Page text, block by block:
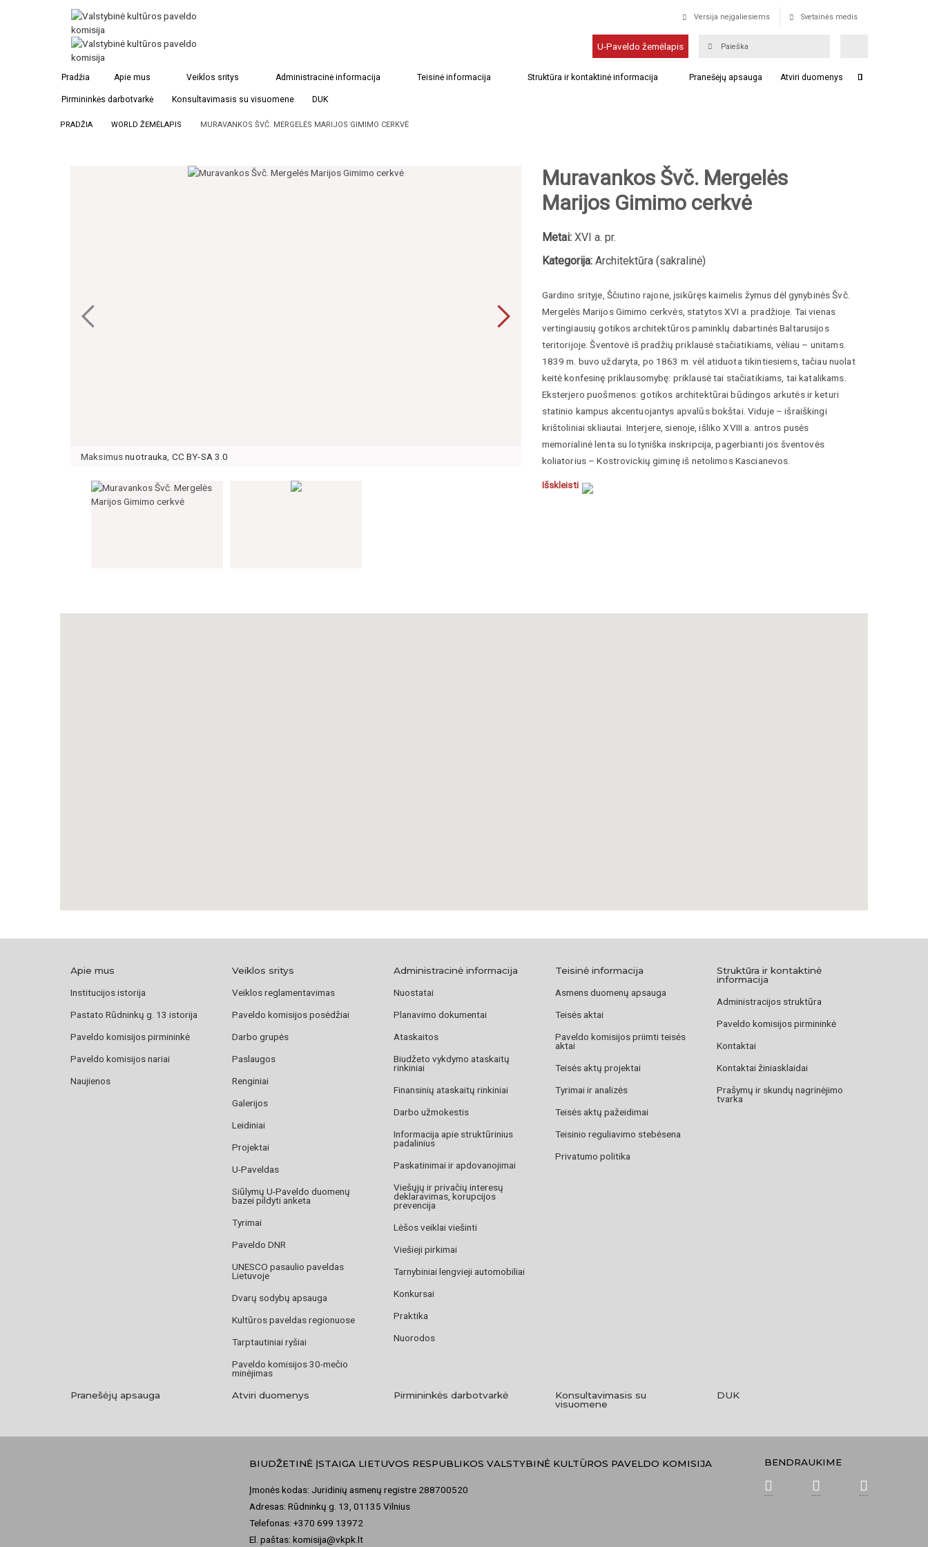
Versija neįgaliesiems Svetainės medis
U-Paveldo žemėlapis
Pradžia Apie mus Veiklos sritys Administracinė informacija Teisinė informacija Struktūra ir kontaktinė informacija Pranešėjų apsauga Atviri duomenys
Pirmininkės darbotvarkė Konsultavimasis su visuomene DUK
PRADŽIA WORLD ŽEMĖLAPIS MURAVANKOS ŠVČ. MERGELĖS MARIJOS GIMIMO CERKVĖ
Maksimusnuotrauka CC BY-SA 3.0 Google Street View
Muravankos Švč. Mergelės
Marijos Gimimo cerkvė
Metai:XVI a. pr.
Kategorija:Architektūra (sakralinė)
Gardino srityje, Ščiutino rajone, įsikūręs kaimelis žymus dėl gynybinės Švč.
Mergelės Marijos Gimimo cerkvės, statytos XVI a. pradžioje. Tai vienas
vertingiausių gotikos architektūros paminklų dabartinės Baltarusijos
teritorijoje. Šventovė iš pradžių priklausė stačiatikiams, vėliau – unitams.
1839 m. buvo uždaryta, po 1863 m. vėl atiduota tikintiesiems, tačiau nuolat
keitė konfesinę priklausomybę: priklausė tai stačiatikiams, tai katalikams.
Eksterjero puošmenos: gotikos architektūrai būdingos arkutės ir keturi
statinio kampus akcentuojantys apvalūs bokštai. Viduje – išraiškingi
krištoliniai skliautai. Interjere, sienoje, išliko XVIII a. antros pusės
memorialinė lenta su lotyniška inskripcija, pagerbianti jos šventovės
koliatorius – Kostrovickių giminę iš netolimos Kascianevos.
Išskleisti
Apie mus
Institucijos istorija
Pastato Rūdninkų g. 13 istorija
Paveldo komisijos pirmininkė
Paveldo komisijos nariai
Naujienos
Veiklos sritys
Veiklos reglamentavimas
Paveldo komisijos posėdžiai
Darbo grupės
Paslaugos
Renginiai
Galerijos
Leidiniai
Projektai
U-Paveldas
Siūlymų U-Paveldo duomenų
bazei pildyti anketa
Tyrimai
Paveldo DNR
UNESCO pasaulio paveldas
Lietuvoje
Dvarų sodybų apsauga
Kultūros paveldas regionuose
Tarptautiniai ryšiai
Paveldo komisijos 30-mečio
minėjimas
Administracinė informacija
Nuostatai
Planavimo dokumentai
Ataskaitos
Biudžeto vykdymo ataskaitų
rinkiniai
Finansinių ataskaitų rinkiniai
Darbo užmokestis
Informacija apie struktūrinius
padalinius
Paskatinimai ir apdovanojimai
Viešųjų ir privačių interesų
deklaravimas, korupcijos
prevencija
Lėšos veiklai viešinti
Viešieji pirkimai
Tarnybiniai lengvieji automobiliai
Konkursai
Praktika
Nuorodos
Teisinė informacija
Asmens duomenų apsauga
Teisės aktai
Paveldo komisijos priimti teisės
aktai
Teisės aktų projektai
Tyrimai ir analizės
Teisės aktų pažeidimai
Teisinio reguliavimo stebėsena
Privatumo politika
Struktūra ir kontaktinė
informacija
Administracijos struktūra
Paveldo komisijos pirmininkė
Kontaktai
Kontaktai žiniasklaidai
Prašymų ir skundų nagrinėjimo
tvarka
Pranešėjų apsauga Atviri duomenys Pirmininkės darbotvarkė
Konsultavimasis su
visuomene
DUK
BIUDŽETINĖ ĮSTAIGA LIETUVOS RESPUBLIKOS VALSTYBINĖ KULTŪROS PAVELDO KOMISIJA
Įmonės kodas: Juridinių asmenų registre 288700520
Adresas: Rūdninkų g. 13, 01135 Vilnius
Telefonas: +370 699 13972
El. paštas: komisija@vkpk.lt
BENDRAUKIME